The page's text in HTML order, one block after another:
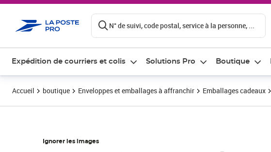
N° de suivi, code postal, service à la personne, ...
Expédition de courriers et colis Solutions Pro Boutique
Accueil boutique Enveloppes et emballages à affranchir Emballages cadeaux
Ignorer les images